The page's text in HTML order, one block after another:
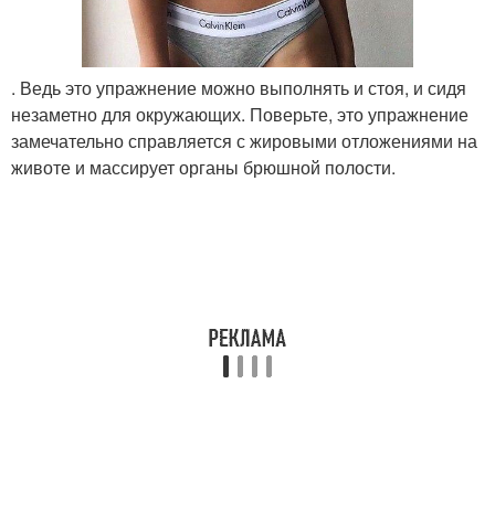
. Ведь это упражнение можно выполнять и стоя, и сидя
незаметно для окружающих. Поверьте, это упражнение
замечательно справляется с жировыми отложениями на
животе и массирует органы брюшной полости.